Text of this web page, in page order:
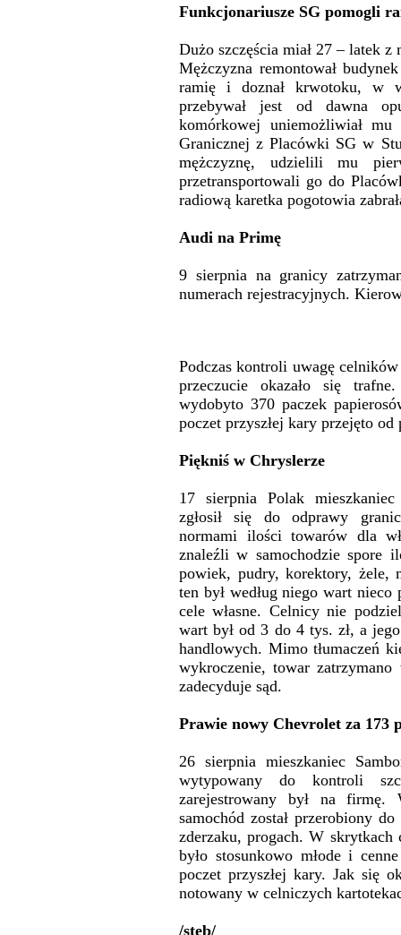
Funkcjonariusze SG pomogli
Dużo szczęścia miał 27 – latek
Mężczyzna remontował
ramię i doznał krwotoku, w
przebywał jest od dawna
komórkowej uniemożliwiał mu
Granicznej z Placówki SG w
mężczyznę, udzielili mu
przetransportowali go do
radiową karetka pogotowia
Audi na Primę
9 sierpnia na granicy
numerach rejestracyjnych.
Podczas kontroli uwagę
przeczucie okazało się
wydobyto 370 paczek
poczet przyszłej kary przejęto od
Piękniś w Chryslerze
17 sierpnia Polak
zgłosił się do odprawy
normami ilości towarów dla
znaleźli w samochodzie spore
powiek, pudry, korektory, żele,
ten był według niego wart
cele własne. Celnicy nie
wart był od 3 do 4 tys. zł, a
handlowych. Mimo tłumaczeń
wykroczenie, towar
zadecyduje sąd.
Prawie nowy Chevrolet za 173
26 sierpnia mieszkaniec
wytypowany do kontroli
zarejestrowany był na
samochód został przerobiony
zderzaku, progach. W
było stosunkowo młode i
poczet przyszłej kary. Jak się
notowany w celniczych
/steb/